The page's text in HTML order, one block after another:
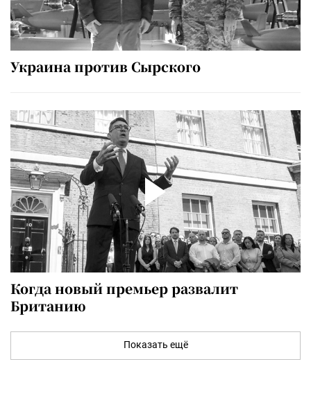
Украина против Сырского
Когда новый премьер развалит
Британию
Показать ещё